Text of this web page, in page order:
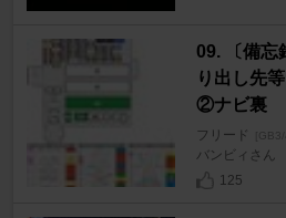
09. 〔備忘
り出し先
②ナビ裏
フリード
バンビィさん
125